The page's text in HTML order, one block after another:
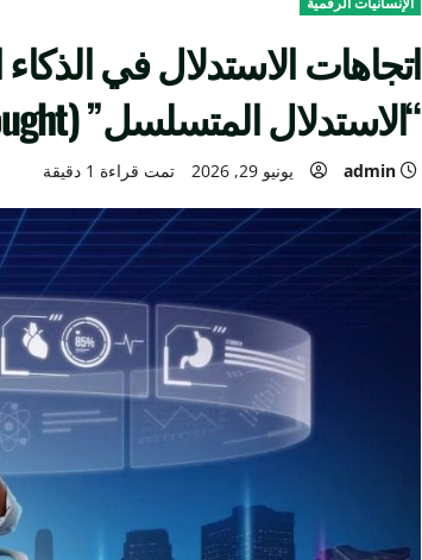
اتجاهات الاستدلال في
“الاستدلال المتسلسل” (Chain-of-Thought)
admin يونيو 29, 2026 تمت قراءة 1 دقيقة